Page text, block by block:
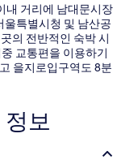
내 거리에 남대문시장
울특별시청 및 남산공
의 전반적인 숙박 시
교통편을 이용하기
을지로입구역도 8분
보